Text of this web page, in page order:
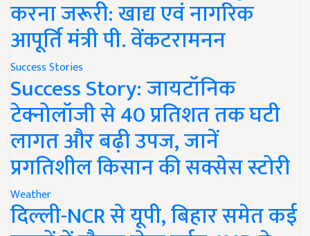
करना जरूरी: खाद्य एवं नागरिक
आपूर्ति मंत्री पी. वेंकटरामनन
Success Stories
Success Story: जायटॉनिक
टेक्नोलॉजी से 40 प्रतिशत तक घटी
लागत और बढ़ी उपज, जानें
प्रगतिशील किसान की सक्सेस स्टोरी
Weather
दिल्ली-NCR से यूपी, बिहार समेत कई